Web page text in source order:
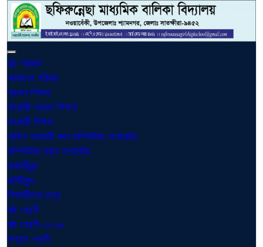
প্রচ্ছদ
আমাদের পরিবার
প্রধান শিক্ষক
সহকারী প্রধান শিক্ষক
সহকারী শিক্ষক
অফিস সহকারী কাম কম্পিউটার অপারেটর
কম্পিউটার ল্যাব অপারেটর
কর্মচারীবৃন্দ
কমিটিবৃন্দ
শিক্ষার্থীদের তথ্য
ষষ্ঠ শ্রেণী
ষষ্ঠ শ্রেণী-২০২৬
সপ্তম শ্রেণী